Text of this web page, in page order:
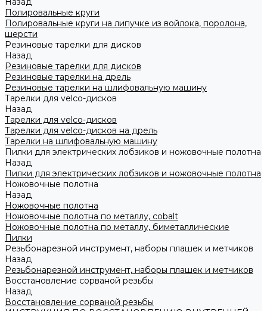
Полировальные круги
Полировальные круги на липучке из войлока, поролона,
шерсти
Резиновые тарелки для дисков
Назад
Резиновые тарелки для дисков
Резиновые тарелки на дрель
Резиновые тарелки на шлифовальную машину
Тарелки для velco-дисков
Назад
Тарелки для velco-дисков
Тарелки для velco-дисков на дрель
Тарелки на шлифовальную машину
Пилки для электрических лобзиков и ножовочные полотна
Назад
Пилки для электрических лобзиков и ножовочные полотна
Ножовочные полотна
Назад
Ножовочные полотна
Ножовочные полотна по металлу, cobalt
Ножовочные полотна по металлу, биметаллические
Пилки
Резьбонарезной инструмент, наборы плашек и метчиков
Назад
Резьбонарезной инструмент, наборы плашек и метчиков
Восстановление сорваной резьбы
Назад
Восстановление сорваной резьбы